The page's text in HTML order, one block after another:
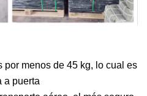
por menos de 45 kg, lo cual es
a puerta